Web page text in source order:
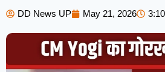
DD News UP May 21, 2026